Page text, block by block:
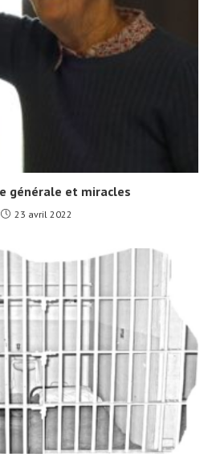
générale et miracles
23 avril 2022